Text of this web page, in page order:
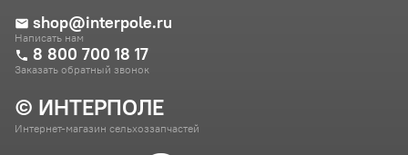
© ИНТЕРПОЛЕ
Интернет-магазин сельхоззапчастей
shop@interpole.ru
Написать нам
8 800 700 18 17
Заказать обратный звонок